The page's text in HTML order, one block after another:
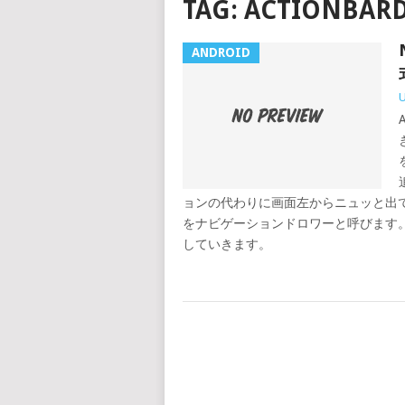
TAG:
ANDROID
ョンの代わりに画面左からニュッと
をナビゲーションドロワーと呼びま
していきます。